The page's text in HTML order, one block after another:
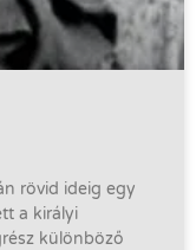
rövid ideig egy
a királyi
különböző